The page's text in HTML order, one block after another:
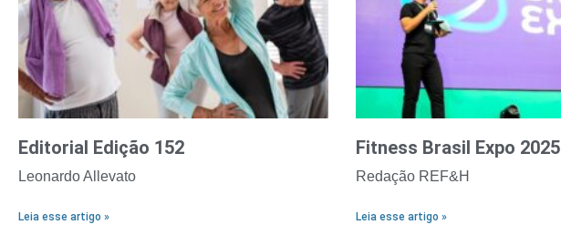
Editorial Edição 152
Leonardo Allevato
Leia esse artigo »
Fitness Brasil Expo 2025
Redação REF&H
Leia esse artigo »